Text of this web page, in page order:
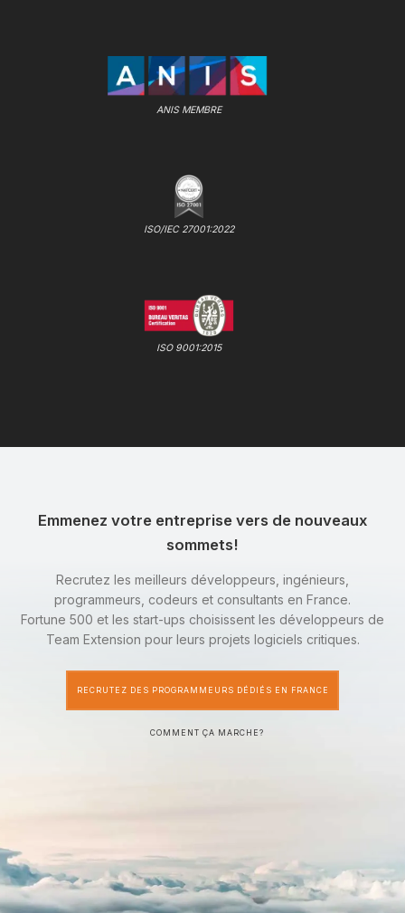
ANIS MEMBRE
ISO/IEC 27001:2022
ISO 9001:2015
Emmenez votre entreprise vers de nouveaux
sommets!
Recrutez les meilleurs développeurs, ingénieurs,
programmeurs, codeurs et consultants en France.
Fortune 500 et les start-ups choisissent les développeurs de
Team Extension pour leurs projets logiciels critiques.
RECRUTEZ DES PROGRAMMEURS DÉDIÉS EN FRANCE
COMMENT ÇA MARCHE?